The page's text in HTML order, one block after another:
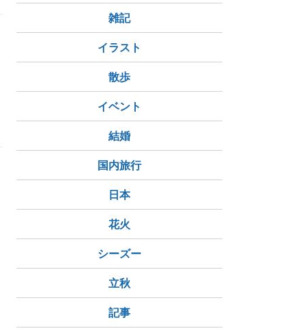
雑記
イラスト
散歩
イベント
結婚
国内旅行
日本
花火
シーズー
立秋
記事